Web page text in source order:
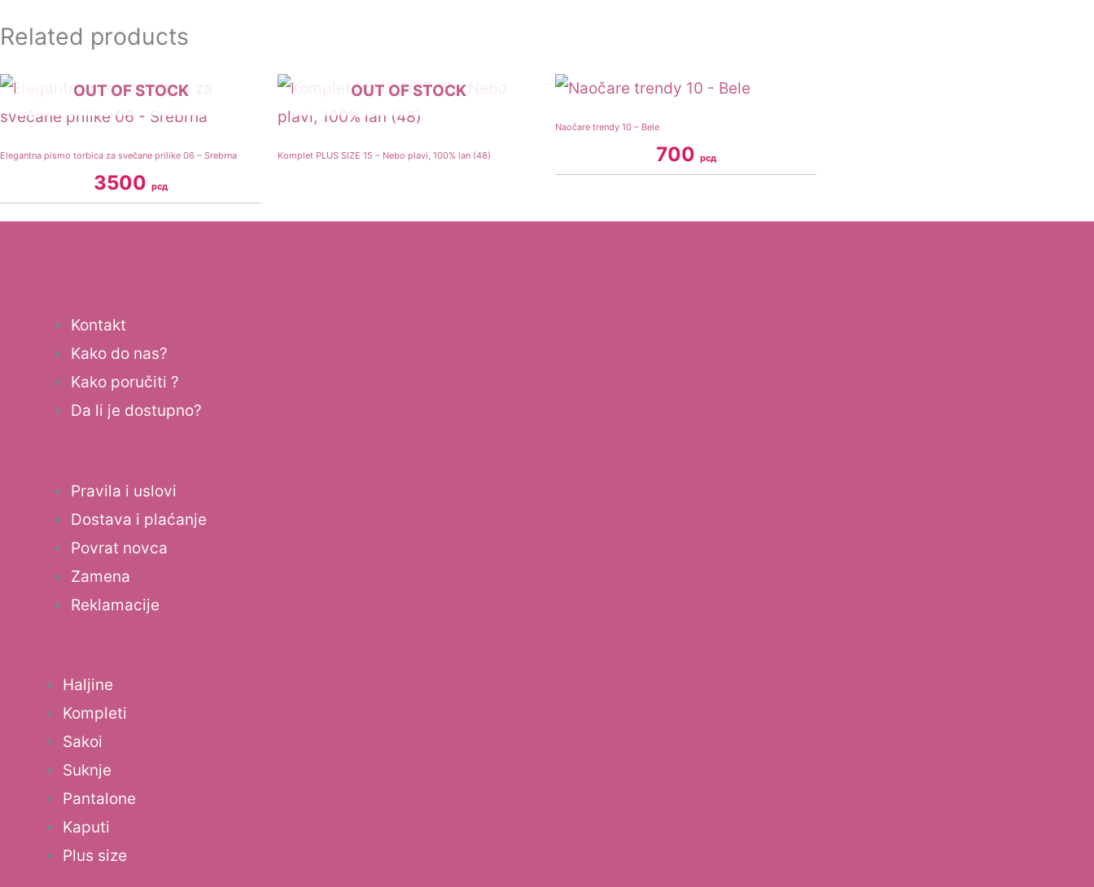
Related products
OUT OF STOCK
Elegantna pismo torbica za svečane prilike 06 – Srebrna
3500 рсд
OUT OF STOCK
Komplet PLUS SIZE 15 – Nebo plavi, 100% lan (48)
Naočare trendy 10 – Bele
700 рсд
Kontakt
Kako do nas?
Kako poručiti ?
Da li je dostupno?
Pravila i uslovi
Dostava i plaćanje
Povrat novca
Zamena
Reklamacije
Haljine
Kompleti
Sakoi
Suknje
Pantalone
Kaputi
Plus size